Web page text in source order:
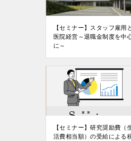
【セミナー】スタッフ雇用
医院経営～退職金制度を中
に～
【セミナー】研究奨励費（
活費相当額）の受給による